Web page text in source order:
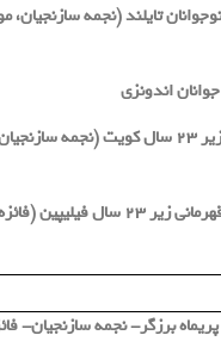
نوجوانان تايلند (نجمه
٢٠١٣: برنز تیمی زير ٢٣ سال کویت
2014:نقرة تیمی قهرمانى زير ٢٣
پريماه برزگر- نجمه سازنجيان-